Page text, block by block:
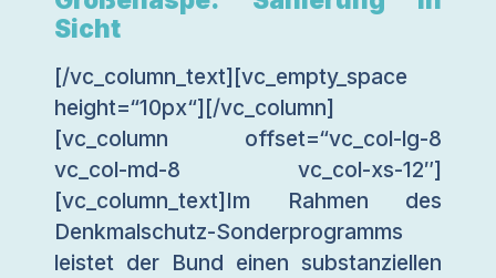
Sicht
[/vc_column_text][vc_empty_space
height=“10px“][/vc_column]
[vc_column offset=“vc_col-lg-8
vc_col-md-8 vc_col-xs-12″]
[vc_column_text]Im Rahmen des
Denkmalschutz-Sonderprogramms
leistet der Bund einen substanziellen